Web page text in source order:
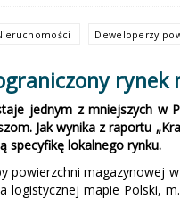
Deweloperzy
jednym z mniejszych w
Jak wynika z raportu
specyfikę lokalnego rynku.
powierzchni magazynowej
logistycznej mapie Polski,